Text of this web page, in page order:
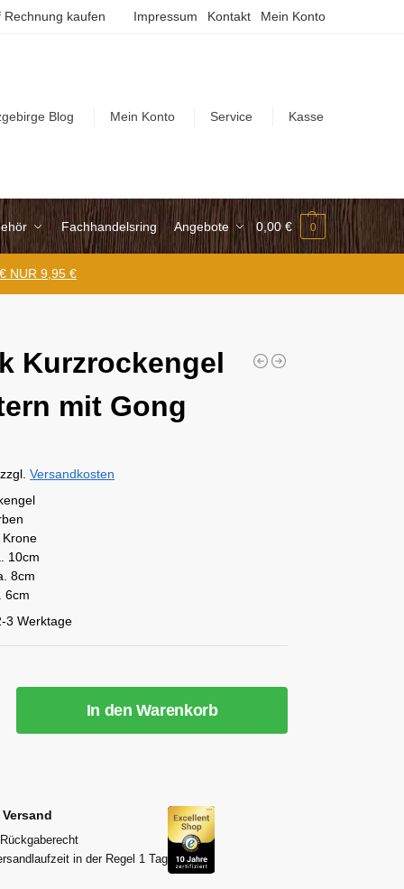
Rechnung kaufen Impressum Kontakt Mein Konto
Blog Mein Konto Service Kasse
Fachhandelsring Angebote 0,00 € 0
NUR 9,95 €
Kurzrockengel
mit Gong
zzgl.Versandkosten
10cm
8cm
6cm
3 Werktage
In den Warenkorb
in der Regel 1 Tag